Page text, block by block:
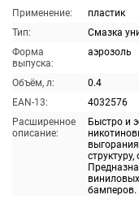
Применение:
пластик
Тип:
Смазка
Форма
выпуска:
аэрозоль
Объём, л:
0.4
EAN-13:
4032576
Расширенное
описание:
Быстро и
бамперов.